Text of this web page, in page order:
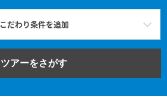
こだわり条件を追加
ツアーをさがす